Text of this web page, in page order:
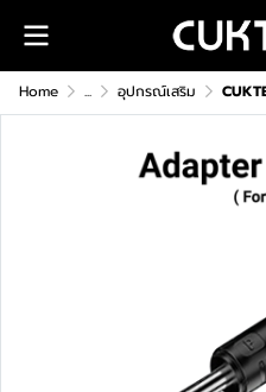
Home ... อุปกรณ์เสริม CUKTECH